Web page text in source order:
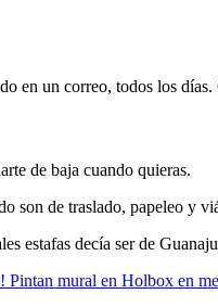
en un correo, todos los
de baja cuando quieras.
son de traslado, papeleo y
estafas decía ser de
Pintan mural en Holbox en